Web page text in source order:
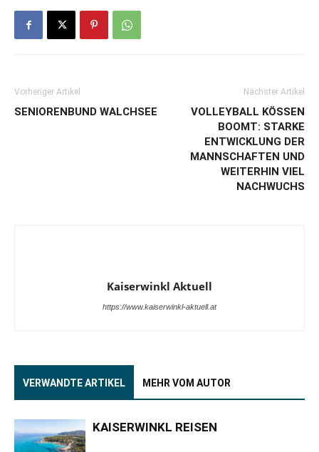
Vorheriger Artikel
SENIORENBUND WALCHSEE
Nächster Artikel
VOLLEYBALL KÖSSEN
BOOMT: STARKE
ENTWICKLUNG DER
MANNSCHAFTEN UND
WEITERHIN VIEL
NACHWUCHS
Kaiserwinkl Aktuell
https://www.kaiserwinkl-aktuell.at
VERWANDTE ARTIKEL MEHR VOM AUTOR
KAISERWINKL REISEN